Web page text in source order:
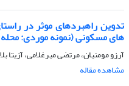
تدوین راهبردهای موثر در
های مسکونی (نمونه موردی:
آرزو مومنیان، مرتضی میرغلامی، آزیتا
مشاهده مقاله